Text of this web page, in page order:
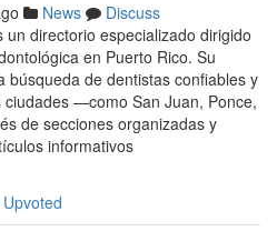
News
Discuss
directorio especializado dirigido
en Puerto Rico. Su
búsqueda de dentistas confiables y
—como San Juan, Ponce,
de secciones organizadas y
informativos